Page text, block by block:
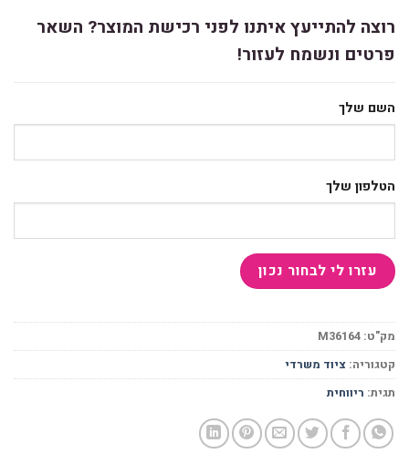
רוצה להתייעץ איתנו לפני רכישת המוצר? השאר
פרטים ונשמח לעזור!
השם שלך
הטלפון שלך
מק"ט:M36164
קטגוריה:ציוד משרדי
תגית:ריווחית